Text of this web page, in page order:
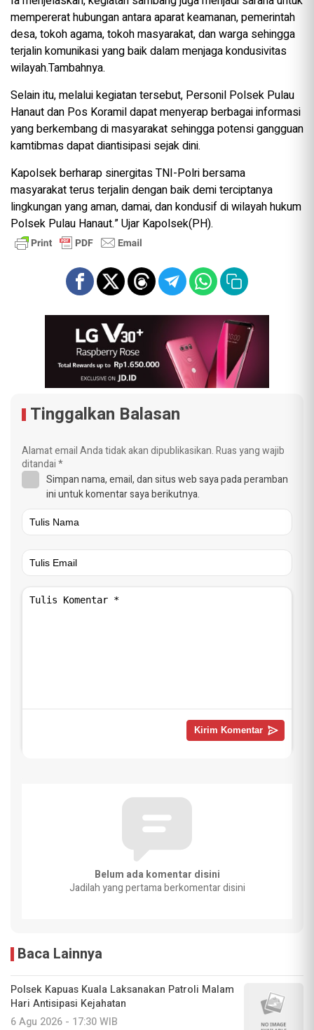
mempererat hubungan antara aparat keamanan, pemerintah
desa, tokoh agama, tokoh masyarakat, dan warga sehingga
terjalin komunikasi yang baik dalam menjaga kondusivitas
wilayah.Tambahnya.
Selain itu, melalui kegiatan tersebut, Personil Polsek Pulau
Hanaut dan Pos Koramil dapat menyerap berbagai informasi
yang berkembang di masyarakat sehingga potensi gangguan
kamtibmas dapat diantisipasi sejak dini.
Kapolsek berharap sinergitas TNI-Polri bersama
masyarakat terus terjalin dengan baik demi terciptanya
lingkungan yang aman, damai, dan kondusif di wilayah hukum
Polsek Pulau Hanaut.” Ujar Kapolsek(PH).
Tinggalkan Balasan
Alamat email Anda tidak akan dipublikasikan.Ruas yang wajib
ditandai*
Simpan nama, email, dan situs web saya pada peramban
ini untuk komentar saya berikutnya.
Belum ada komentar disini
Jadilah yang pertama berkomentar disini
Baca Lainnya
Polsek Kapuas Kuala Laksanakan Patroli Malam
Hari Antisipasi Kejahatan
6 Agu 2026 - 17:30 WIB